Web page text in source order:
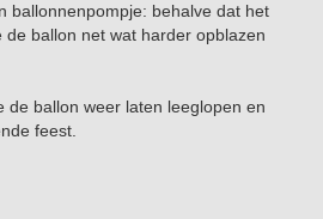
ballonnenpompje: behalve dat het
ballon net wat harder opblazen
de ballon weer laten leeglopen en
feest.